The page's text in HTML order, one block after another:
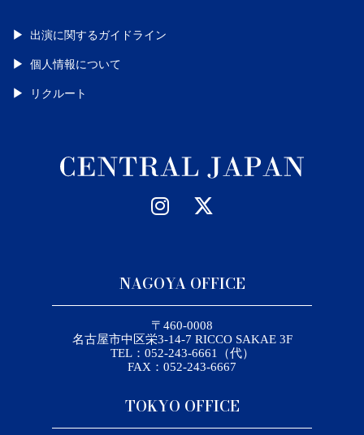
出演に関するガイドライン
個人情報について
リクルート
NAGOYA OFFICE
〒460-0008
名古屋市中区栄3-14-7 RICCO SAKAE 3F
TEL：052-243-6661（代）
FAX：052-243-6667
TOKYO OFFICE